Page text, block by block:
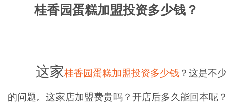
桂香园蛋糕加盟投资多少钱？
这家桂香园蛋糕加盟投资多少钱 ？这是不
的问题。这家店加盟费贵吗？开店后多久能回本呢